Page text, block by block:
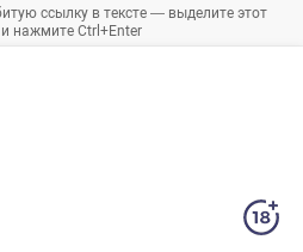
ссылку в тексте — выделите этот
нажмите Ctrl+Enter